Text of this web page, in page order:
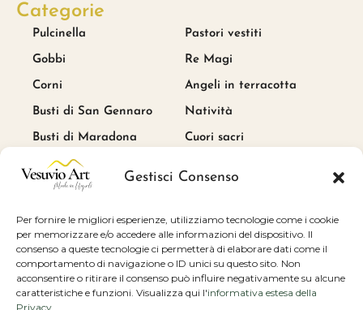
Gestisci Consenso
Per fornire le migliori esperienze, utilizziamo tecnologie come i cookie
per memorizzare e/o accedere alle informazioni del dispositivo. Il
consenso a queste tecnologie ci permetterà di elaborare dati come il
comportamento di navigazione o ID unici su questo sito. Non
acconsentire o ritirare il consenso può influire negativamente su alcune
caratteristiche e funzioni. Visualizza qui l'informativa estesa della
Privacy
Categorie
Pulcinella
Gobbi
Corni
Busti di San Gennaro
Busti di Maradona
Pastori vestiti
Re Magi
Angeli in terracotta
Natività
Cuori sacri
Link utili
Cookie e privacy policy
Condizioni di vendita
Scrivici